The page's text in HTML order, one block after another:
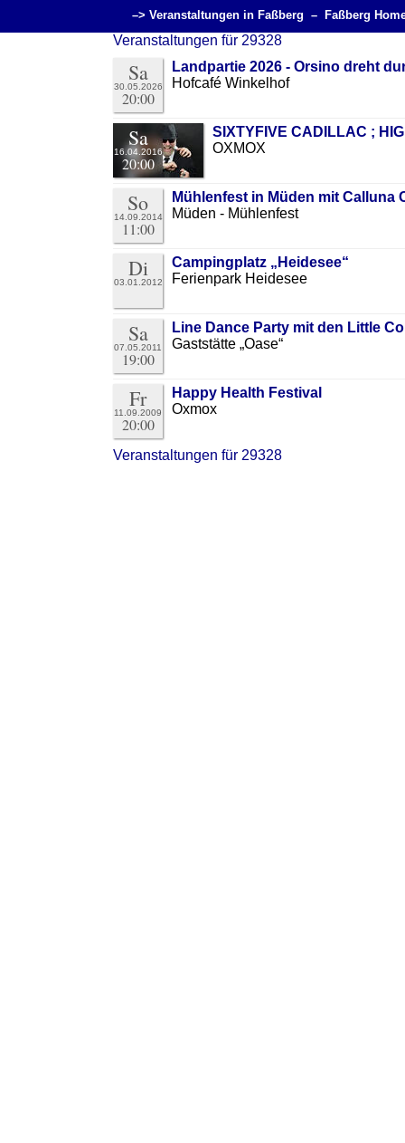
–> Veranstaltungen in Faßberg – Faßberg
Veranstaltungen für 29328
Sa
30.05.2026
20:00
Landpartie 2026 - Orsino dreht
Hofcafé Winkelhof
Sa
16.04.2016
20:00
SIXTYFIVE CADILLAC ;
OXMOX
So
14.09.2014
11:00
Mühlenfest in Müden mit Calluna
Müden - Mühlenfest
Di
03.01.2012
Campingplatz „Heidesee“
Ferienpark Heidesee
Sa
07.05.2011
19:00
Line Dance Party mit den Little
Gaststätte „Oase“
Fr
11.09.2009
20:00
Happy Health Festival
Oxmox
Veranstaltungen für 29328